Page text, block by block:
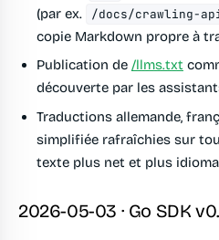
(par ex.
/docs/crawling-
copie Markdown propre à
Publication de /llms.txt
découverte par les
Traductions allemande,
simplifiée rafraîchies sur
texte plus net et plus
2026-05-03 · Go SDK